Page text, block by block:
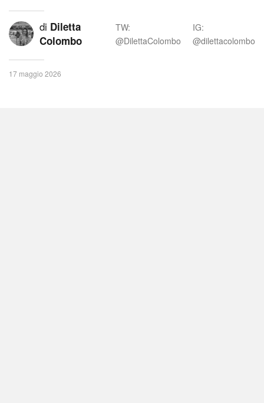
di Diletta
Colombo
TW:
@DilettaColombo
IG:
@dilettacolombo
17 maggio 2026